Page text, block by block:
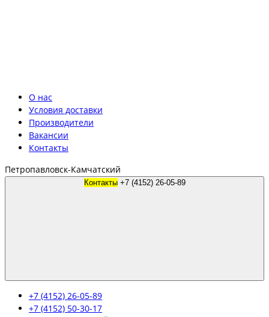
О нас
Условия доставки
Производители
Вакансии
Контакты
Петропавловск-Камчатский
Контакты +7 (4152) 26-05-89
+7 (4152) 26-05-89
+7 (4152) 50-30-17